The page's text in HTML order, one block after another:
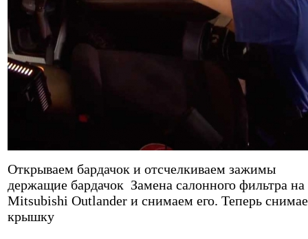
Открываем бардачок и отсчелкиваем зажимы
держащие бардачок Замена салонного фильтра на
Mitsubishi Outlander и снимаем его. Теперь
крышку